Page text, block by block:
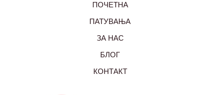
ПОЧЕТНА
ПАТУВАЊА
ЗА НАС
БЛОГ
КОНТАКТ